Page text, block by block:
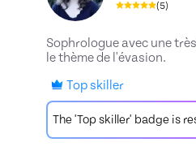
(5)
Sophrologue avec une
le thème de l'évasion.
Top skiller
The 'Top skiller' badge is